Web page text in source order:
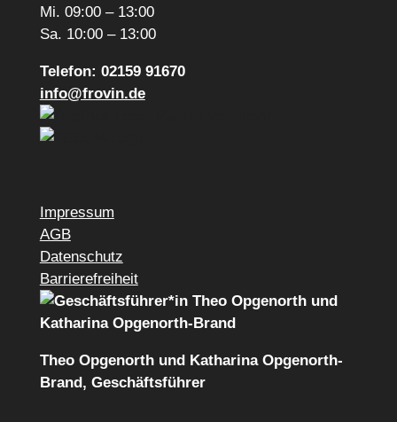
Mi. 09:00 – 13:00
Sa. 10:00 – 13:00
Telefon: 02159 91670
info@frovin.de
Impressum
AGB
Datenschutz
Barrierefreiheit
Theo Opgenorth und Katharina Opgenorth-
Brand, Geschäftsführer